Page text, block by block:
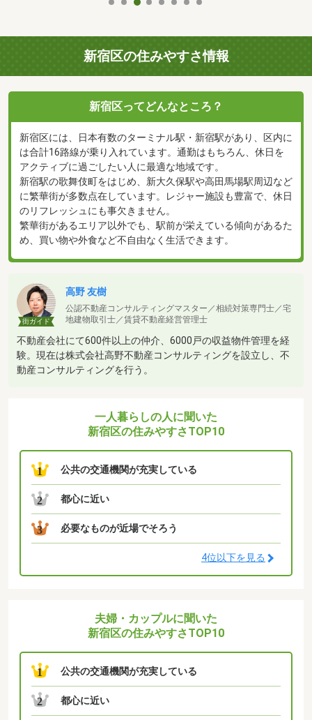
新宿区の住みやすさ情報
新宿区ってどんなところ？
新宿区には、日本有数のターミナル駅・新宿駅があり、区内に
は合計16路線が乗り入れています。通勤はもちろん、休日を
アクティブに過ごしたい人に最適な地域です。
新宿駅の歌舞伎町をはじめ、新大久保駅や高田馬場駅周辺など
に繁華街が多数点在しています。レジャー施設も豊富で、休日
のリフレッシュにも事欠きません。
繁華街があるエリア以外でも、駅前が栄えている傾向があるた
め、買い物や外食など不自由なく生活できます。
街ガイド
高野 友樹
公認不動産コンサルティングマスター／相続対策専門士／宅
地建物取引士／賃貸不動産経営管理士
不動産会社にて600件以上の仲介、6000戸の収益物件管理を経
験。現在は株式会社高野不動産コンサルティングを設立し、不
動産コンサルティングを行う。
一人暮らしの人に聞いた
新宿区の住みやすさTOP10
1 公共の交通機関が充実している
2 都心に近い
3 必要なものが近場でそろう
4位以下を見る
夫婦・カップルに聞いた
新宿区の住みやすさTOP10
1 公共の交通機関が充実している
2 都心に近い